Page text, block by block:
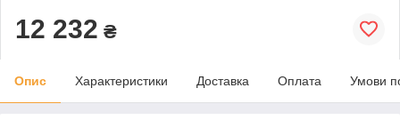
12 232 ₴
Опис Характеристики Доставка Оплата Умови